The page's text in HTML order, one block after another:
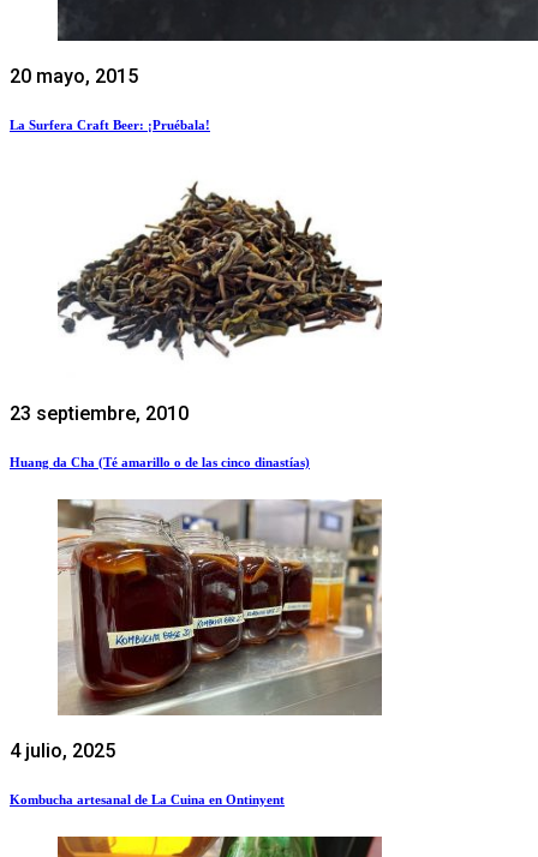
20 mayo, 2015
La Surfera Craft Beer: ¡Pruébala!
23 septiembre, 2010
Huang da Cha (Té amarillo o de las cinco dinastías)
4 julio, 2025
Kombucha artesanal de La Cuina en Ontinyent